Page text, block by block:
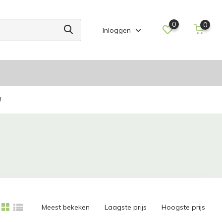
Inloggen
0 0
Meest bekeken Laagste prijs Hoogste prijs